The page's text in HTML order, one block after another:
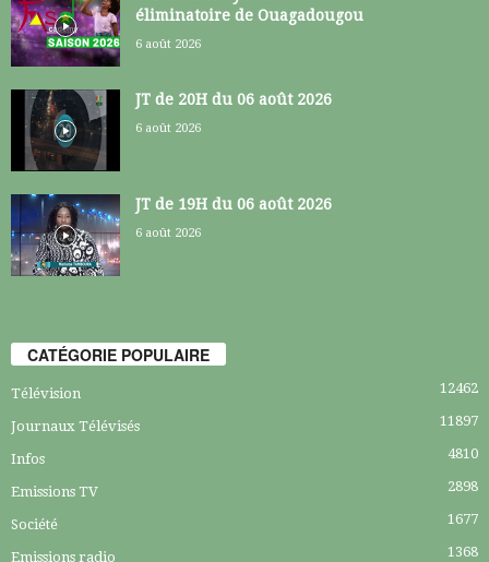
éliminatoire de Ouagadougou
6 août 2026
JT de 20H du 06 août 2026
6 août 2026
JT de 19H du 06 août 2026
6 août 2026
CATÉGORIE POPULAIRE
Télévision 12462
Journaux Télévisés 11897
Infos 4810
Emissions TV 2898
Société 1677
Emissions radio 1368